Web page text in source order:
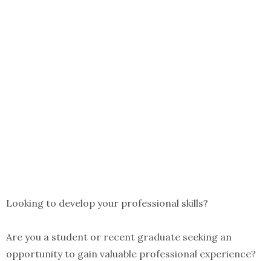
Looking to develop your professional skills?
Are you a student or recent graduate seeking an
opportunity to gain valuable professional experience?